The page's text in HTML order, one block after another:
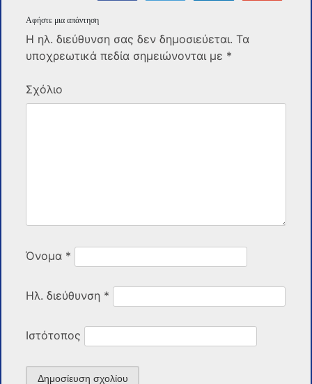
Αφήστε μια απάντηση
Η ηλ. διεύθυνση σας δεν δημοσιεύεται. Τα
υποχρεωτικά πεδία σημειώνονται με *
Σχόλιο
Όνομα *
Ηλ. διεύθυνση *
Ιστότοπος